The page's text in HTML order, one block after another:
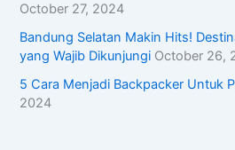
October 27, 2024
Bandung Selatan Makin Hits!
yang Wajib Dikunjungi October 26,
5 Cara Menjadi Backpacker Untuk
2024